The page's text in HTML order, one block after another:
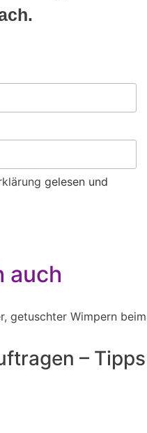
gelesen und
auch
– Tipps